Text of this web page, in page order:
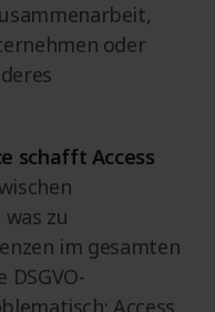
oder
schafft Access
zu
im gesamten
Access